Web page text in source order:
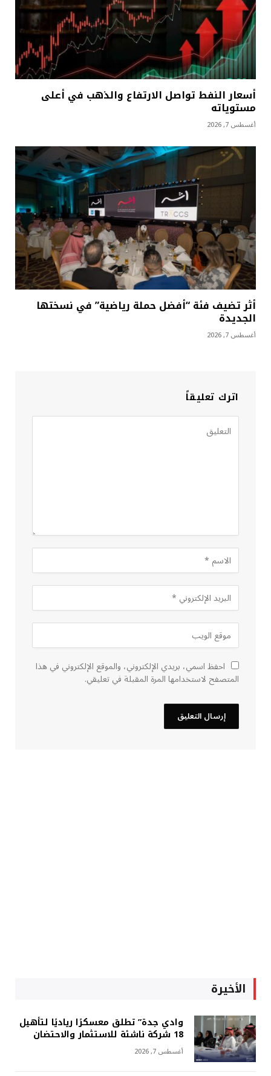
أسعار النفط تواصل الارتفاع والذهب في أعلى
مستوياته
أغسطس 7, 2026
أثر تضيف فئة “أفضل حملة رياضية” في نسختها
الجديدة
أغسطس 7, 2026
اترك تعليقاً
احفظ اسمي، بريدي الإلكتروني، والموقع الإلكتروني في هذا
المتصفح لاستخدامها المرة المقبلة في تعليقي.
الأخيرة
وادي جدة” تطلق معسكرًا رياديًا لتأهيل
18 شركة ناشئة للاستثمار والاحتضان
أغسطس 7, 2026